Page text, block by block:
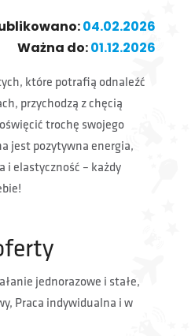
04.02.2026
Ważna do:01.12.2026
które potrafią odnaleźć
przychodzą z chęcią
trochę swojego
jest pozytywna energia,
i elastyczność – każdy
jednorazowe i stałe,
Praca indywidualna i w